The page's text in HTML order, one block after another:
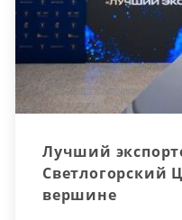
Лучший
Светлогорский
вершине